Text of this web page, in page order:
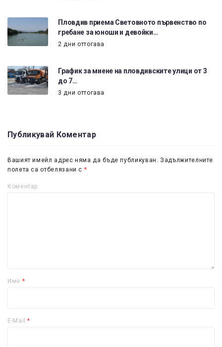
Пловдив приема Световното първенство по
гребане за юноши и девойки…
2 дни оттогава
График за миене на пловдивските улици от 3
до 7…
3 дни оттогава
Публикувай Коментар
Вашият имейл адрес няма да бъде публикуван. Задължителните
полета са отбелязани с *
Коментар
Име *
E-Mail*